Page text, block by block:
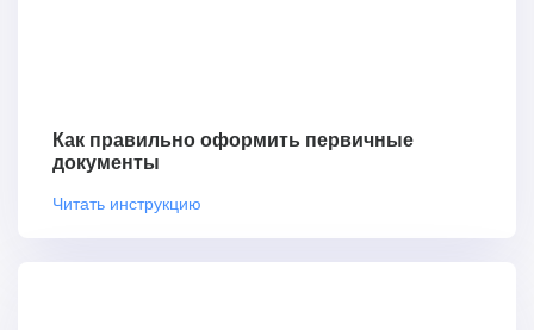
Как правильно оформить первичные
документы
Читать инструкцию